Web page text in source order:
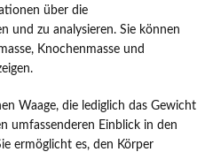
über die
und zu analysieren. Sie können
Knochenmasse und
Waage, die lediglich das Gewicht
umfassenderen Einblick in den
ermöglicht es, den Körper